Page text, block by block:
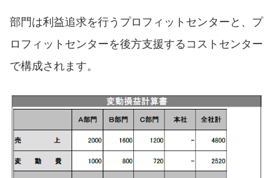
部門は利益追求を行うプロフィットセンターと、プ
ロフィットセンターを後方支援するコストセンター
で構成されます。